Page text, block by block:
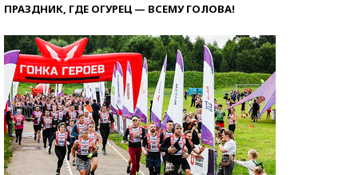
ПРАЗДНИК, ГДЕ ОГУРЕЦ — ВСЕМУ ГОЛОВА!